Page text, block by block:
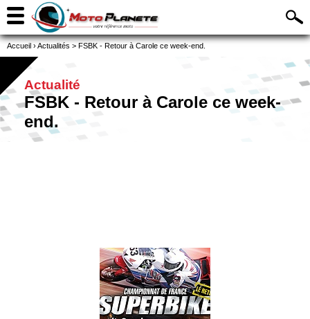
Accueil ›Actualités > FSBK - Retour à Carole ce week-end.
Actualité
FSBK - Retour à Carole ce week-
end.